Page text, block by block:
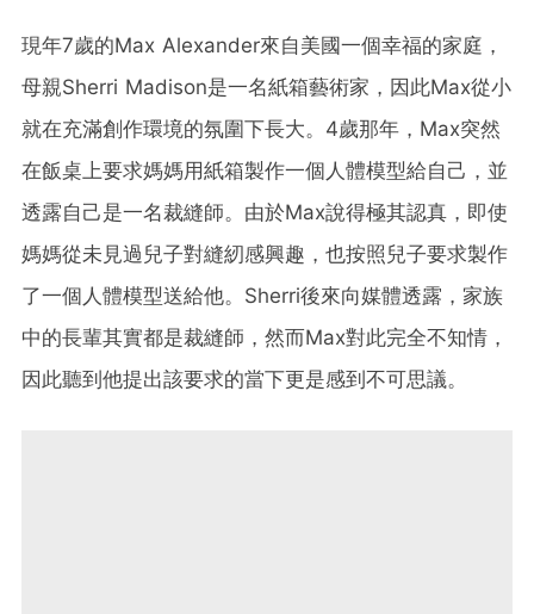
現年7歲的Max Alexander來自美國一個幸福的家庭，
母親Sherri Madison是一名紙箱藝術家，因此Max從小
就在充滿創作環境的氛圍下長大。4歲那年，Max突然
在飯桌上要求媽媽用紙箱製作一個人體模型給自己，並
透露自己是一名裁縫師。由於Max說得極其認真，即使
媽媽從未見過兒子對縫紉感興趣，也按照兒子要求製作
了一個人體模型送給他。Sherri後來向媒體透露，家族
中的長輩其實都是裁縫師，然而Max對此完全不知情，
因此聽到他提出該要求的當下更是感到不可思議。